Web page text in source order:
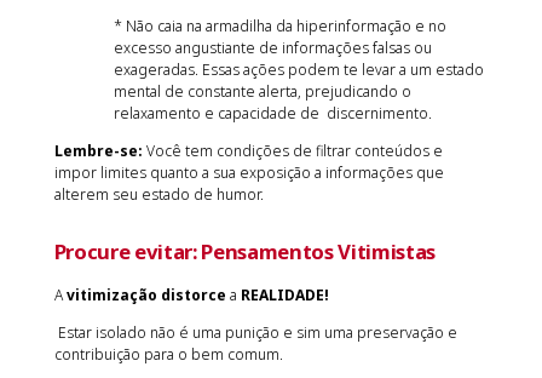
* Não caia na armadilha da hiperinformação e no
excesso angustiante de informações falsas ou
exageradas. Essas ações podem te levar a um estado
mental de constante alerta, prejudicando o
relaxamento e capacidade de discernimento.
Lembre-se: Você tem condições de filtrar conteúdos e
impor limites quanto a sua exposição a informações que
alterem seu estado de humor.
Procure evitar:Pensamentos Vitimistas
Avitimização distorce a REALIDADE!
Estar isolado não é uma punição e sim uma preservação e
contribuição para o bem comum.